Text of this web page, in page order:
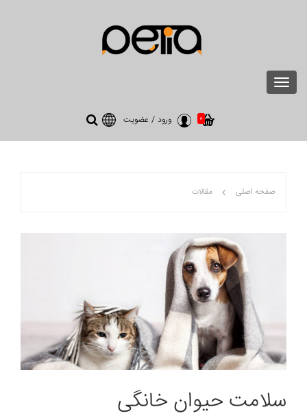
Toggle
navigation
0 ورود / عضویت
صفحه اصلی مقالات
سلامت حیوان خانگی